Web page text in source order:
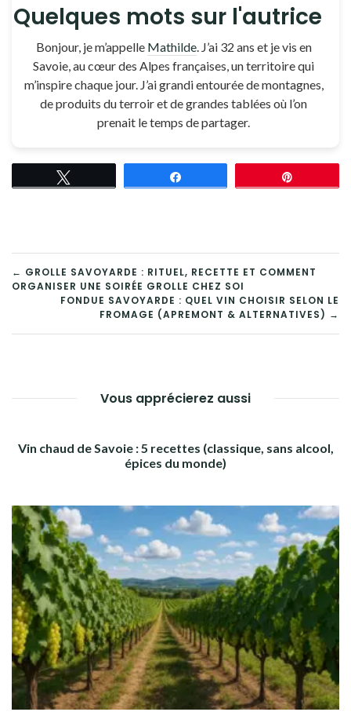
Quelques mots sur l'autrice
Bonjour, je m’appelle Mathilde. J’ai 32 ans et je vis en
Savoie, au cœur des Alpes françaises, un territoire qui
m’inspire chaque jour. J’ai grandi entourée de montagnes,
de produits du terroir et de grandes tablées où l’on
prenait le temps de partager.
NAVIGATION
L’ARTICLE
← GROLLE SAVOYARDE : RITUEL, RECETTE ET COMMENT
ORGANISER UNE SOIRÉE GROLLE CHEZ SOI
FONDUE SAVOYARDE : QUEL VIN CHOISIR SELON LE
FROMAGE (APREMONT & ALTERNATIVES) →
Vous apprécierez aussi
Vin chaud de Savoie : 5 recettes (classique, sans alcool,
épices du monde)